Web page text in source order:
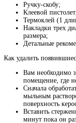
Ручку-скобу;
Клеевой
Термоклей (1
Накладки трех
размера;
Детальные
Как удалить
Вам необходимо
помещение, где
Сначала
мыльным
поверхность
Вставить
минут пока он